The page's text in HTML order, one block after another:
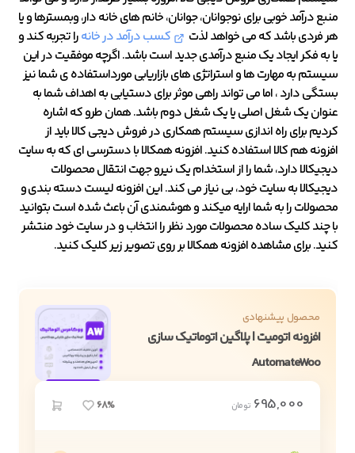
منبع درآمد خوبی برای نوجوانان، جوانان، خانم های خانه دار، وبمسترها و یا
هر فردی باشد که می خواهد لذت
کسب درآمد در خانهرا تجربه کند و
یا به فکر ایجاد یک منبع درآمدی جدید است باشد. اگرچه موفقیت در این
سیستم به مهارت ها و استراتژی های بازاریابی مورداستفاده ی شما نیز
بستگی دارد ، اما می تواند راهی موثر برای دستیابی به اهداف شما به
عنوان یک شغل اصلی یا یک شغل دوم باشد. همان طرو که اشاره
کردیم برای راه اندازی سیستم همکاری در فروش دیجی کالا باید از
افزونه هم کالا استفاده کنید. افزونه همکالا با دسترسی ای که به سایت
دیجیکالا دارد، شما را از استخدام یک نیرو جهت انتقال محصولات
دیجیکالا به سایت خود، بی نیاز می کند. این افزونه لیست دسته بندی و
محصولات را به شما ارایه میکند و هوشمندی آن باعث شده است بتوانید
با چند کلیک ساده محصولات مورد نظر را انتخاب و در سایت خود منتشر
کنید. برای مشاهده افزونه همکالا بر روی تصویر زیر کلیک کنید.
محصول پیشنهادی
افزونه اتومیت | پلاگین اتوماتیک سازی
AutomateWoo
695,000 تومان 68%